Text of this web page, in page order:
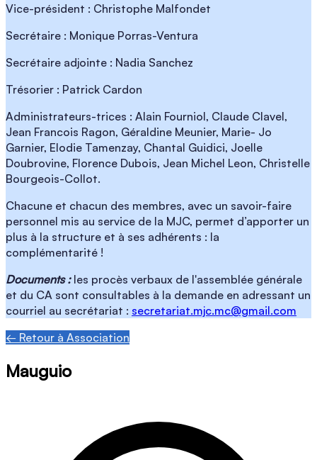
Vice-président : Christophe Malfondet
Secrétaire : Monique Porras-Ventura
Secrétaire adjointe : Nadia Sanchez
Trésorier : Patrick Cardon
Administrateurs-trices : Alain Fourniol, Claude Clavel,
Jean Francois Ragon, Géraldine Meunier, Marie- Jo
Garnier, Elodie Tamenzay, Chantal Guidici, Joelle
Doubrovine, Florence Dubois, Jean Michel Leon, Christelle
Bourgeois-Collot.
Chacune et chacun des membres, avec un savoir-faire
personnel mis au service de la MJC, permet d’apporter un
plus à la structure et à ses adhérents : la
complémentarité !
Documents : les procès verbaux de l'assemblée générale
et du CA sont consultables à la demande en adressant un
courriel au secrétariat : secretariat.mjc.mc@gmail.com
← Retour à Association
Mauguio